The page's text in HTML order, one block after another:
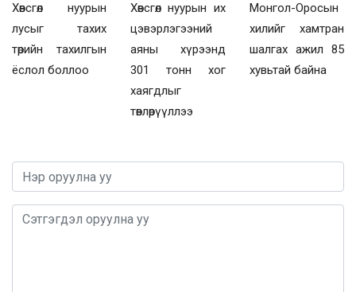
Хөвсгөл нуурын
лусыг тахих
төрийн тахилгын
ёслол боллоо
Хөвсгөл нуурын их
цэвэрлэгээний
аяны хүрээнд
301 тонн хог
хаягдлыг
төвлөрүүллээ
Монгол-Оросын
хилийг хамтран
шалгах ажил 85
хувьтай байна